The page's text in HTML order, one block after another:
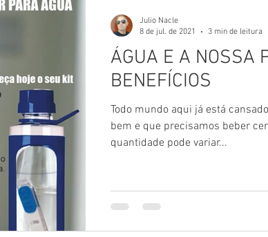
ÁGUA E A NOSSA
BENEFÍCIOS
Todo mundo aqui já está
bem e que precisamos beber
quantidade pode variar...
Julio Nacle
8 de jul. de 2021
3 min de leitura